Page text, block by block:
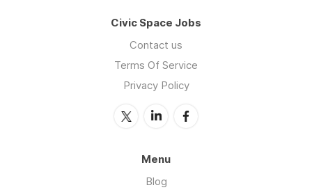
Civic Space Jobs
Contact us
Terms Of Service
Privacy Policy
Menu
Blog